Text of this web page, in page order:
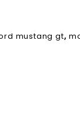
mustang gt,